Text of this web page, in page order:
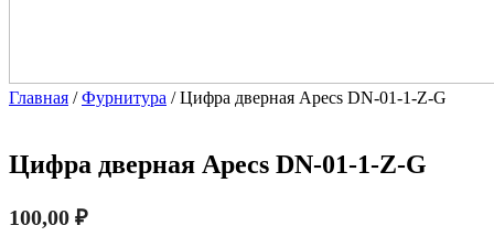
Главная /Фурнитура / Цифра дверная Apecs DN-01-1-Z-G
Цифра дверная Apecs DN-01-1-Z-G
100,00 ₽